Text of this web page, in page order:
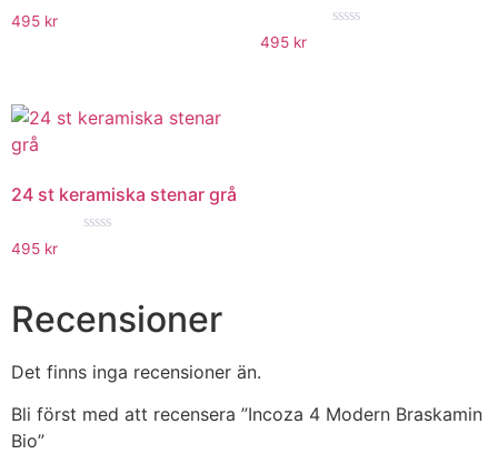
495 kr
495 kr
24 st keramiska stenar grå
495 kr
Recensioner
Det finns inga recensioner än.
Bli först med att recensera ”Incoza 4 Modern Braskamin
Bio”